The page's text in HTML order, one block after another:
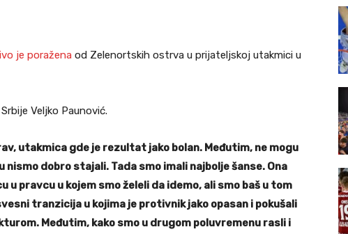
je poražena od Zelenortskih ostrva u prijateljskoj utakmici u
Veljko Paunović.
utakmica gde je rezultat jako bolan. Međutim, ne mogu
nismo dobro stajali. Tada smo imali najbolje šanse. Ona
pravcu u kojem smo želeli da idemo, ali smo baš u tom
tranzicija u kojima je protivnik jako opasan i pokušali
Međutim, kako smo u drugom poluvremenu rasli i